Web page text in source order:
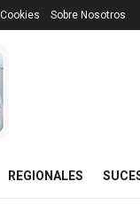
Sobre Nosotros
REGIONALES